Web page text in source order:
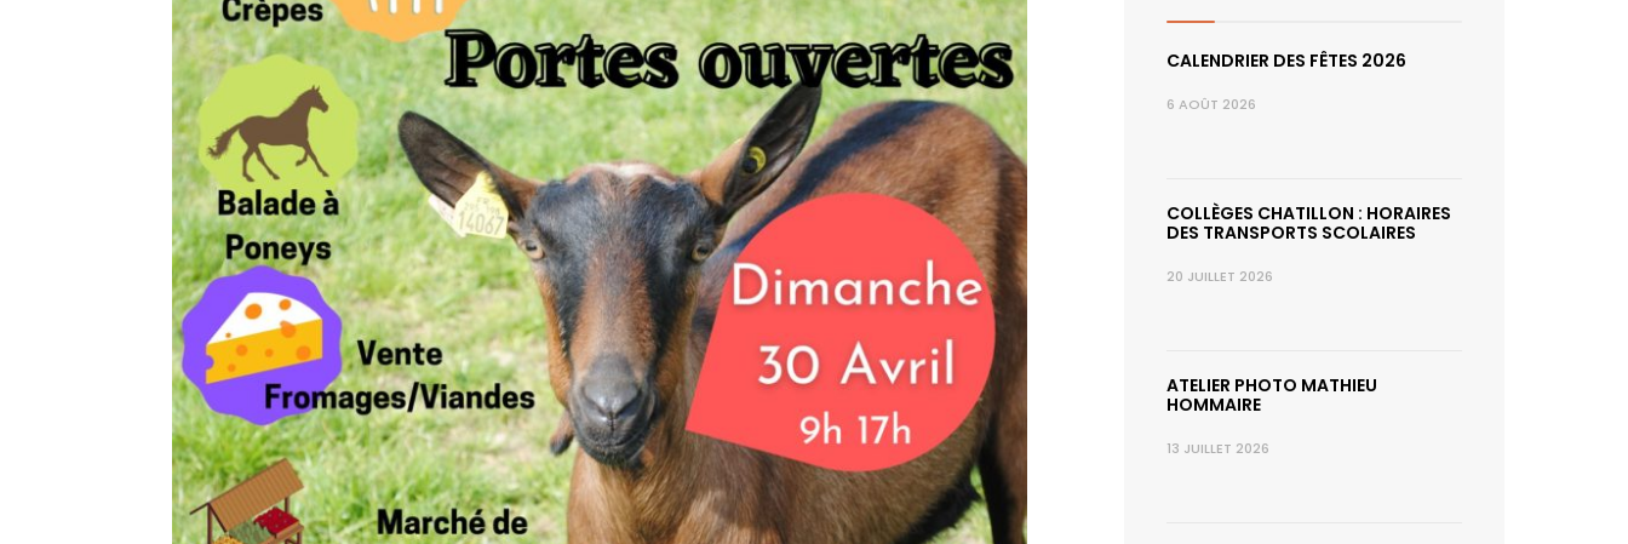
CALENDRIER DES FÊTES 2026
6 AOÛT 2026
COLLÈGES CHATILLON : HORAIRES
DES TRANSPORTS SCOLAIRES
20 JUILLET 2026
ATELIER PHOTO MATHIEU
HOMMAIRE
13 JUILLET 2026